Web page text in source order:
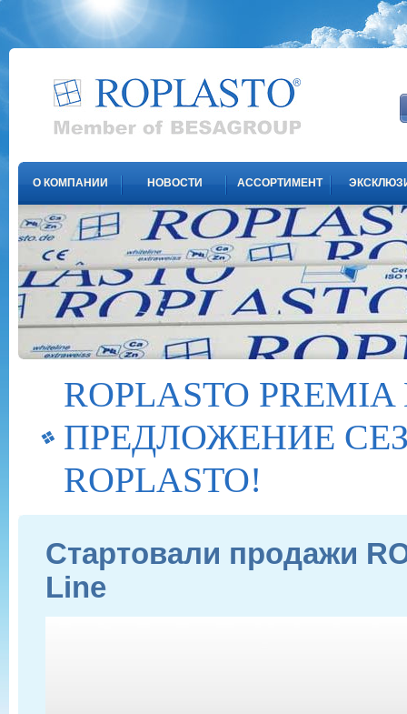
О КОМПАНИИ НОВОСТИ АССОРТИМЕНТ
ROPLASTO
ПРЕДЛОЖЕНИЕ
ROPLASTO!
Стартовали продажи
Line